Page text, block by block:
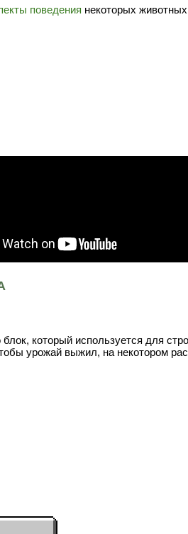
поведения некоторых
который используется для
урожай выжил, на некотором